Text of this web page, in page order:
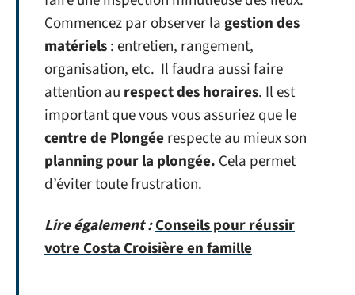
Commencez par observer lagestion des
matériels: entretien, rangement,
organisation, etc. Il faudra aussi faire
attention au respect des horaires. Il est
important que vous vous assuriez que le
centre de Plongée respecte au mieux son
planning pour la plongée. Cela permet
d’éviter toute frustration.
Lire également :Conseils pour réussir
votre Costa Croisière en famille